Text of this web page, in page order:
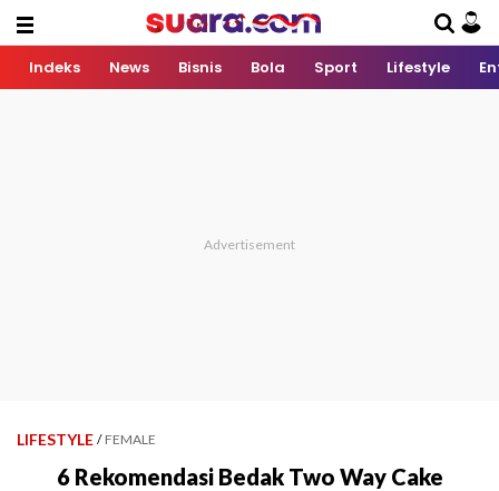
Indeks News Bisnis Bola Sport Lifestyle
LIFESTYLE / FEMALE
6 Rekomendasi Bedak Two Way Cake